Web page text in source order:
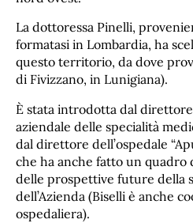
La dottoressa Pinelli,
formatasi in Lombardia, ha
questo territorio, da dove
di Fivizzano, in Lunigiana).
È stata introdotta dal
aziendale delle specialità
dal direttore dell’ospedale
che ha anche fatto un quadro
delle prospettive future della
dell’Azienda (Biselli è anche
ospedaliera).